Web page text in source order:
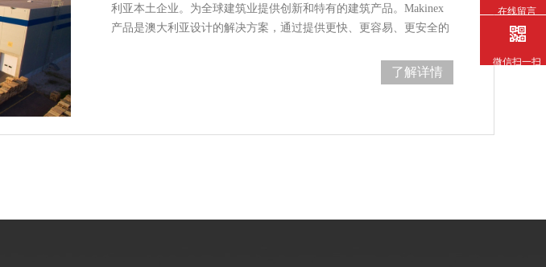
利亚本土企业。为全球建筑业提供创新和特有的建筑产品。Makinex
产品是澳大利亚设计的解决方案，通过提供更快、更容易、更安全的
了解详情
在线留言
微信扫一扫